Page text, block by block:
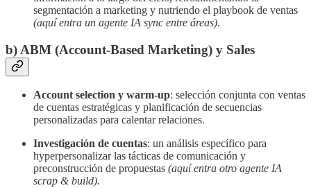
segmentación a marketing y nutriendo el playbook de ventas
(aquí entra un agente IA sync entre áreas).
b) ABM (Account-Based Marketing) y Sales
Account selection y warm-up: selección conjunta con ventas
de cuentas estratégicas y planificación de secuencias
personalizadas para calentar relaciones.
Investigación de cuentas: un análisis específico para
hyperpersonalizar las tácticas de comunicación y
preconstrucción de propuestas (aquí entra otro agente IA
scrap & build).